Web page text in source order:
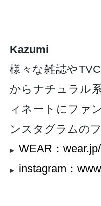
Kazumi
様々な雑誌や
からナチュラル
ィネートにファ
ンスタグラムの
WEAR：
instagram：